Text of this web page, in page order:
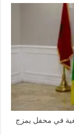
في محفل يمزج